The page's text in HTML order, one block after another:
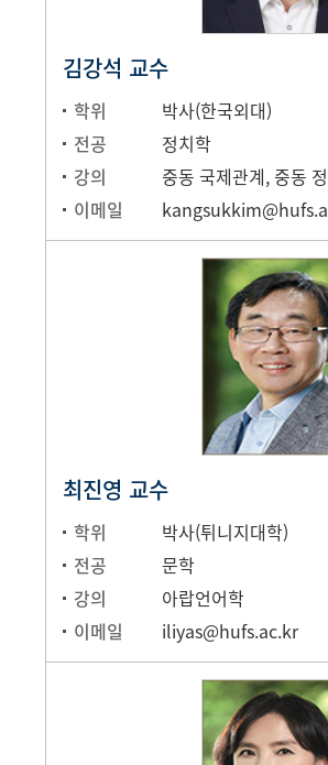
김강석 교수
학위
박사(한국외대)
전공
정치학
강의
중동 국제관계, 중동
이메일
최진영 교수
학위
박사(튀니지대학)
전공
문학
강의
아랍언어학
이메일
iliyas@hufs.ac.kr